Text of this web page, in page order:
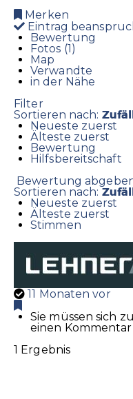
Merken
Eintrag
Bewertung
Fotos (1)
Map
Verwandte
in der Nähe
Filter
Sortieren nach:
Neueste zuerst
Älteste zuerst
Bewertung
Hilfsbereitschaft
Bewertung
Sortieren nach:
Neueste zuerst
Älteste zuerst
Stimmen
11 Monaten vor
Sie müssen sich
einen
1 Ergebnis